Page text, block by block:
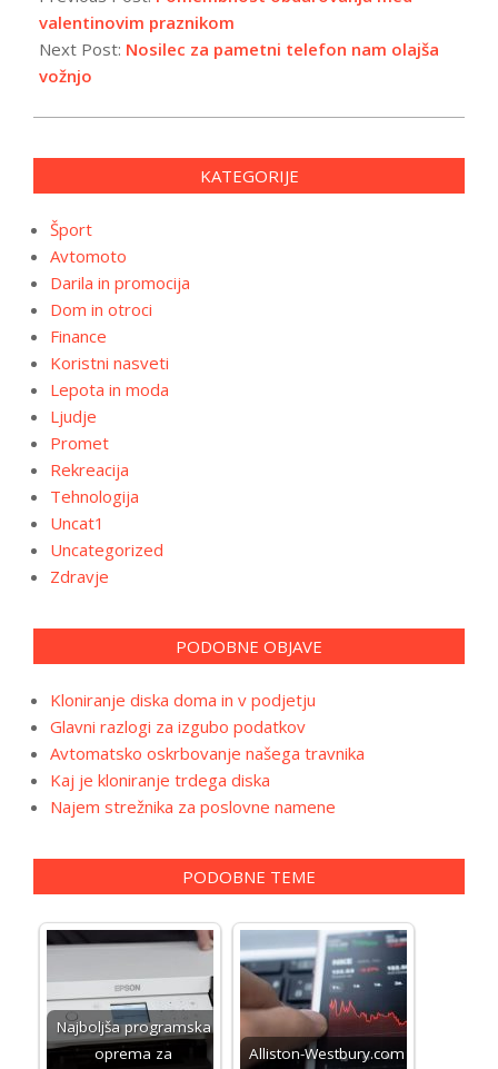
10
valentinovim praznikom
Next Post: Nosilec za pametni telefon nam olajša
vožnjo
KATEGORIJE
Šport
Avtomoto
Darila in promocija
Dom in otroci
Finance
Koristni nasveti
Lepota in moda
Ljudje
Promet
Rekreacija
Tehnologija
Uncat1
Uncategorized
Zdravje
PODOBNE OBJAVE
Kloniranje diska doma in v podjetju
Glavni razlogi za izgubo podatkov
Avtomatsko oskrbovanje našega travnika
Kaj je kloniranje trdega diska
Najem strežnika za poslovne namene
PODOBNE TEME
Najboljša programska
oprema za
Alliston-Westbury.com